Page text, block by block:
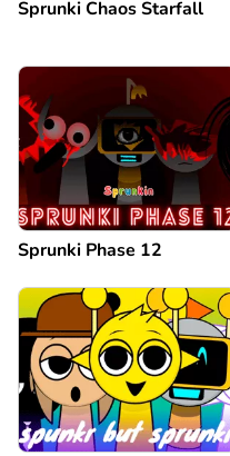
Sprunki Chaos Starfall
Sprunki Phase 12